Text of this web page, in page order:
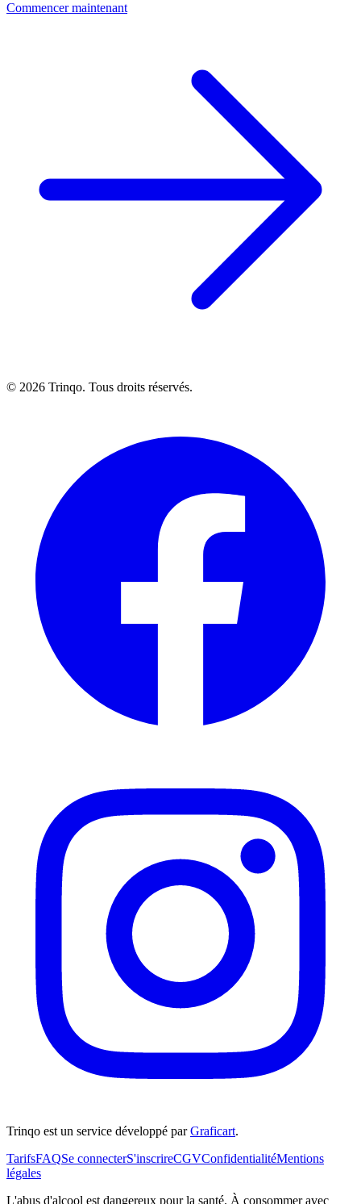
Commencer maintenant
© 2026 Trinqo. Tous droits réservés.
Trinqo est un service développé par Graficart.
TarifsFAQSe connecterS'inscrireCGVConfidentialitéMentions
légales
L'abus d'alcool est dangereux pour la santé. À consommer avec